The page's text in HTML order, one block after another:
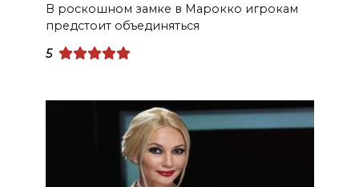
В роскошном замке в Марокко игрокам
предстоит объединяться
5